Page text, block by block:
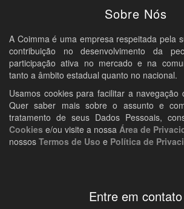
Sobre Nós
A Coimma é uma empresa respeitada pela
contribuição no desenvolvimento da
participação ativa no mercado e na
tanto a âmbito estadual quanto no nacional.
Usamos cookies para facilitar a navegação
Quer saber mais sobre o assunto e
tratamento de seus Dados Pessoais,
Cookies e/ou visite a nossa Área de
nossos Termos de Uso e Política de
Entre em contato